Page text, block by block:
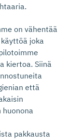
on vähentää
joka
kiertoa. Siinä
että
huonona
pakkausta